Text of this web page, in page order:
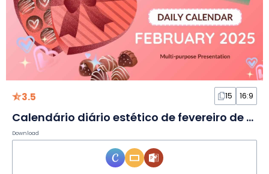
3.5 15 16:9
Calendário diário estético de fevereiro de 2026 em slides
Download